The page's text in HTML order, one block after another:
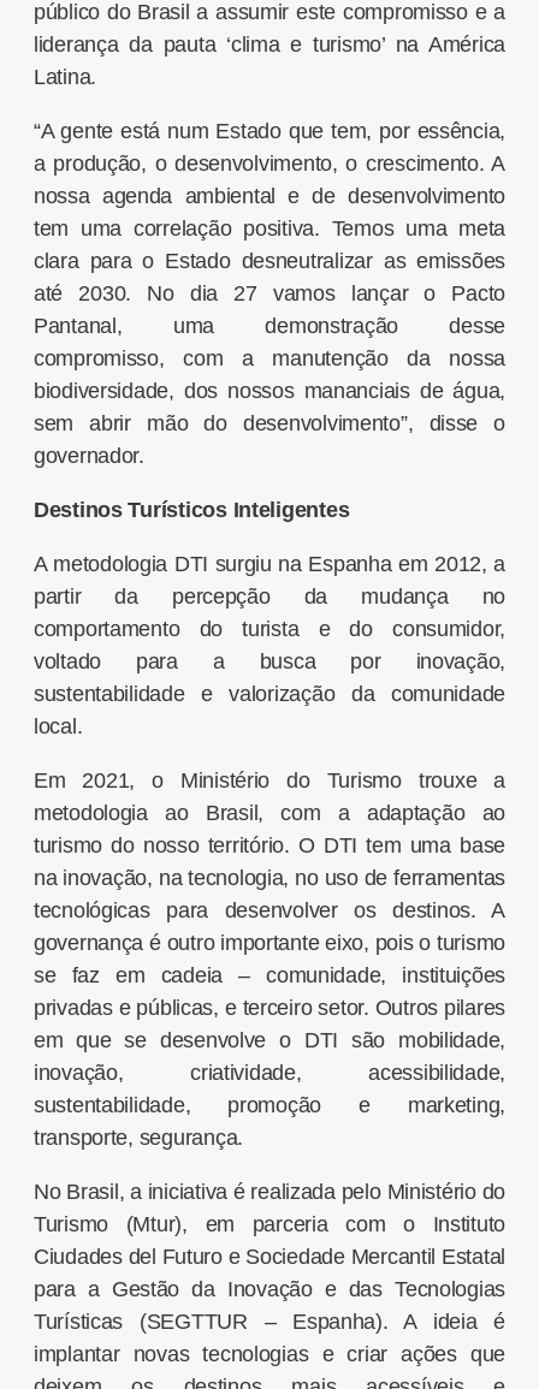
público do Brasil a assumir este compromisso e a
liderança da pauta ‘clima e turismo’ na América
Latina.
“A gente está num Estado que tem, por essência,
a produção, o desenvolvimento, o crescimento. A
nossa agenda ambiental e de desenvolvimento
tem uma correlação positiva. Temos uma meta
clara para o Estado desneutralizar as emissões
até 2030. No dia 27 vamos lançar o Pacto
Pantanal, uma demonstração desse
compromisso, com a manutenção da nossa
biodiversidade, dos nossos mananciais de água,
sem abrir mão do desenvolvimento”, disse o
governador.
Destinos Turísticos Inteligentes
A metodologia DTI surgiu na Espanha em 2012, a
partir da percepção da mudança no
comportamento do turista e do consumidor,
voltado para a busca por inovação,
sustentabilidade e valorização da comunidade
local.
Em 2021, o Ministério do Turismo trouxe a
metodologia ao Brasil, com a adaptação ao
turismo do nosso território. O DTI tem uma base
na inovação, na tecnologia, no uso de ferramentas
tecnológicas para desenvolver os destinos. A
governança é outro importante eixo, pois o turismo
se faz em cadeia – comunidade, instituições
privadas e públicas, e terceiro setor. Outros pilares
em que se desenvolve o DTI são mobilidade,
inovação, criatividade, acessibilidade,
sustentabilidade, promoção e marketing,
transporte, segurança.
No Brasil, a iniciativa é realizada pelo Ministério do
Turismo (Mtur), em parceria com o Instituto
Ciudades del Futuro e Sociedade Mercantil Estatal
para a Gestão da Inovação e das Tecnologias
Turísticas (SEGTTUR – Espanha). A ideia é
implantar novas tecnologias e criar ações que